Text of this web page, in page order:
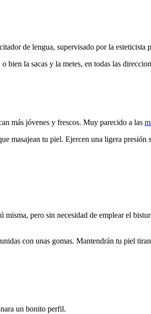
de lengua, supervisado por la esteticista
bien la sacas y la metes, en todas las
más jóvenes y frescos. Muy parecido a las
masajean tu piel. Ejercen una ligera
pero sin necesidad de emplear el
con unas gomas. Mantendrán tu piel
un bonito perfil.